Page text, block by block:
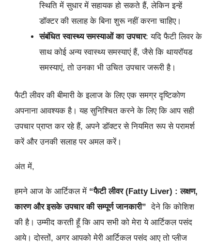
स्थिति में सुधार में सहायक हो सकते हैं, लेकिन इन्हें
डॉक्टर की सलाह के बिना शुरू नहीं करना चाहिए।
संबंधित स्वास्थ्य समस्याओं का उपचार: यदि फैटी लिवर के
साथ कोई अन्य स्वास्थ्य समस्याएं हैं, जैसे कि थायरॉयड
समस्याएं, तो उनका भी उचित उपचार जरूरी है।
फैटी लीवर की बीमारी के इलाज के लिए एक समग्र दृष्टिकोण
अपनाना आवश्यक है। यह सुनिश्चित करने के लिए कि आप सही
उपचार प्राप्त कर रहे हैं, अपने डॉक्टर से नियमित रूप से परामर्श
करें और उनकी सलाह पर अमल करें।
अंत में,
हमने आज के आर्टिकल में “फैटी लीवर (Fatty Liver) : लक्षण,
कारण और इसके उपचार की सम्पूर्ण जानकारी” देने कि कोशिश
की है। उम्मीद करती हूँ कि आप सभी को मेरा ये आर्टिकल पसंद
आये। दोस्तों, अगर आपको मेरी आर्टिकल पसंद आए तो प्लीज